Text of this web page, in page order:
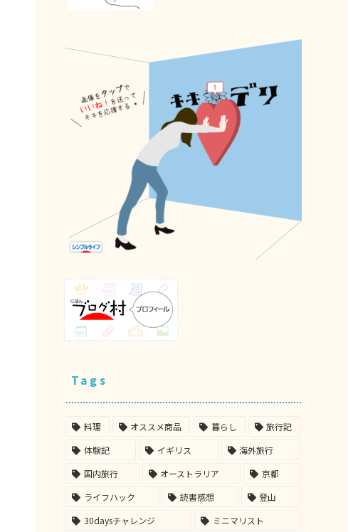
Tags
料理 オススメ商品 暮らし
旅行記
体験記
イギリス
海外旅行
国内旅行
オーストラリア
京都
ライフハック
読書感想
登山
30daysチャレンジ
ミニマリスト